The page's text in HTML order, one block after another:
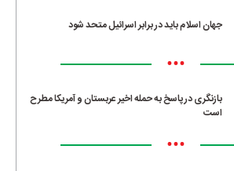
جهان اسلام باید در برابر اسرائیل متحد شود
•••
بازنگری در پاسخ به حمله اخیر عربستان و آمریکا مطرح
است
•••